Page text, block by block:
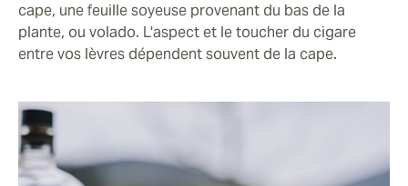
cape, une feuille soyeuse provenant du bas de la
plante, ou volado. L'aspect et le toucher du cigare
entre vos lèvres dépendent souvent de la cape.